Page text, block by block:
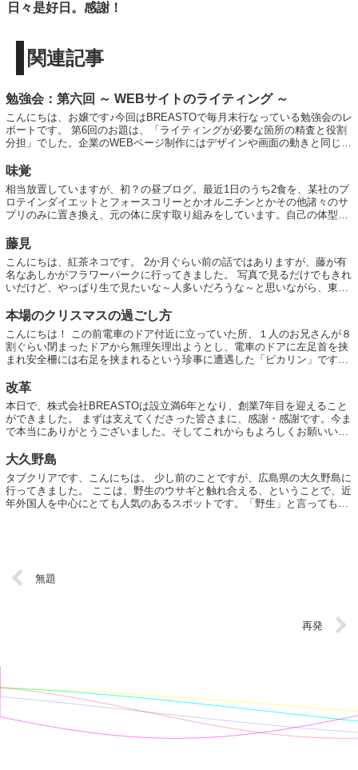
日々是好日。感謝！
関連記事
勉強会：第六回 ～ WEBサイトのライティング ～
こんにちは、お嬢です♪今回はBREASTOで毎月末行なっている勉強会のレ
ポートです。 第6回のお題は、「ライティングが必要な箇所の精査と役割
分担」でした。企業のWEBページ制作にはデザインや画面の動きと同じく
味覚
相当放置していますが、初？の昼ブログ。最近1日のうち2食を、某社のプ
ロテインダイエットとフォースコリーとかオルニチンとかその他諸々のサ
プリのみに置き換え、元の体に戻す取り組みをしています。自己の体型を
藤見
こんにちは、紅茶ネコです。 2か月ぐらい前の話ではありますが、藤が有
名なあしかがフラワーパークに行ってきました。 写真で見るだけでもきれ
いだけど、やっぱり生で見たいな～人多いだろうな～と思いながら、東京
本場のクリスマスの過ごし方
こんにちは！ この前電車のドア付近に立っていた所、１人のお兄さんが８
割ぐらい閉まったドアから無理矢理出ようとし、電車のドアに左足首を挟
まれ安全柵には右足を挟まれるという珍事に遭遇した「ピカリン」です。
改革
本日で、株式会社BREASTOは設立満6年となり、創業7年目を迎えること
ができました。 まずは支えてくださった皆さまに、感謝・感謝です。今ま
で本当にありがとうございました。そしてこれからもよろしくお願いいた
大久野島
タブクリアです、こんにちは。 少し前のことですが、広島県の大久野島に
行ってきました。 ここは、野生のウサギと触れ合える、ということで、近
年外国人を中心にとても人気のあるスポットです。「野生」と言っても、
無題
再発